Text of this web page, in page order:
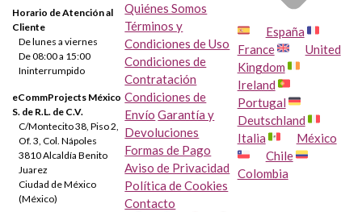
Horario de Atención al
Cliente
De lunes a viernes
De 08:00 a 15:00
Ininterrumpido
eCommProjects México
S. de R.L. de C.V.
C/Montecito 38, Piso 2,
Of. 3, Col. Nápoles
3810 Alcaldía Benito
Juarez
Ciudad de México
(México)
Quiénes Somos
Términos y
Condiciones de Uso
Condiciones de
Contratación
Condiciones de
Envío Garantía y
Devoluciones
Formas de Pago
Aviso de Privacidad
Política de Cookies
Contacto
España
France
United
Kingdom
Ireland
Portugal
Deutschland
Italia
México
Chile
Colombia